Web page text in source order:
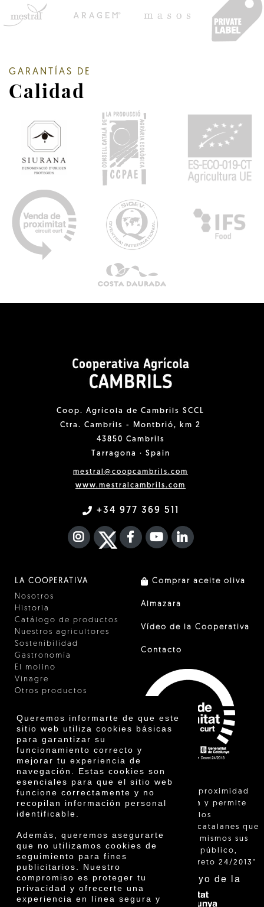
Queremos informarte de que este
sitio web utiliza cookies básicas
para garantizar su
funcionamiento correcto y
mejorar tu experiencia de
navegación. Estas cookies son
esenciales para que el sitio web
funcione correctamente y no
recopilan información personal
identificable.
Además, queremos asegurarte
que no utilizamos cookies de
seguimiento para fines
publicitarios. Nuestro
compromiso es proteger tu
privacidad y ofrecerte una
experiencia en línea segura y
GARANTÍAS DE
Calidad
Coop. Agrícola de Cambrils SCCL
Ctra. Cambrils - Montbrió, km 2
43850 Cambrils
Tarragona · Spain
mestral@coopcambrils.com
www.mestralcambrils.com
+34 977 369 511
INSTAGRAM
TWITTER
FACEBOOK F
YOUTUBEFA LINKEDIN
LA COOPERATIVA
Nosotros
Historia
Catálogo de productos
Nuestros agricultores
Sostenibilidad
Gastronomía
El molino
Vinagre
Otros productos
Premios
Innovación
Comprar aceite oliva
Almazara
Vídeo de la Cooperativa
Contacto
"La venta de proximidad
está regulada y permite
identificar a los
agricultores catalanes que
venden ellos mismos sus
productos al público,
según el Decreto 24/2013"
Con el apoyo de la